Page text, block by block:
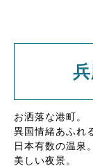
お洒落な港町。
異国情緒あふれ
日本有数の温泉。
美しい夜景。